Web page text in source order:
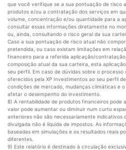
que você verifique se a sua pontuação de risco
produtos e/ou a contratação dos serviços em
volume, concentração e/ou quantidade para a
consultar essas informações diretamente no
ou, ainda, consultando o risco geral da sua
Caso a sua pontuação de risco atual não
pretendida, ou caso existam limitações em
financeiro para a referida aplicação/
composição atual da sua carteira, esta
seu perfil. Em caso de dúvidas sobre o
oferecidos pela XP Investimentos ao seu perfil
condições de mercado, mudanças climáticas e
afetar o desempenho do investimento.
8) A rentabilidade de produtos financeiros pode
valor pode aumentar ou diminuir num curto
anteriores não são necessariamente indicativos
divulgada não é líquida de impostos. As
baseadas em simulações e os resultados reais
diferentes.
9) Este relatório é destinado à circulação